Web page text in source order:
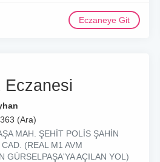
Eczaneye Git
Eczanesi
(Ara)
MAH. ŞEHİT POLİS ŞAHİN
(REAL M1 AVM
GÜRSELPAŞA'YA AÇILAN YOL)